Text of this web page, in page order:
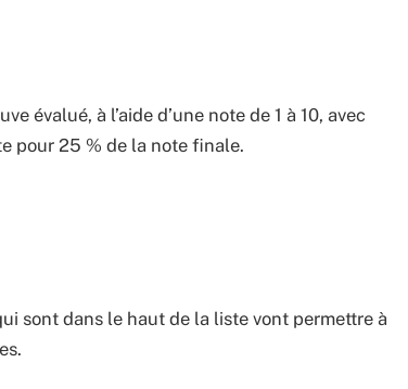
évalué, à l’aide d’une note de 1 à 10, avec
pour 25 % de la note finale.
sont dans le haut de la liste vont permettre à